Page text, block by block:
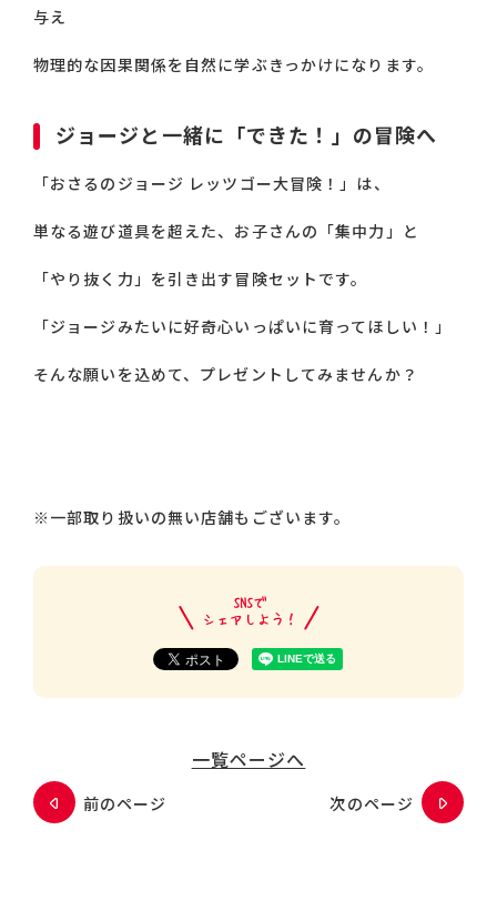
与え
物理的な因果関係を自然に学ぶきっかけになります。
ジョージと一緒に「できた！」の冒険へ
「おさるのジョージ レッツゴー大冒険！」は、
単なる遊び道具を超えた、お子さんの「集中力」と
「やり抜く力」を引き出す冒険セットです。
「ジョージみたいに好奇心いっぱいに育ってほしい！」
そんな願いを込めて、プレゼントしてみませんか？
※一部取り扱いの無い店舗もございます。
一覧ページへ
前のページ 次のページ